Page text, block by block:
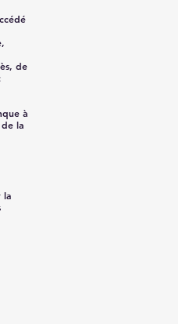
de
à
la
la